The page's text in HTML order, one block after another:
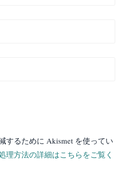
するために Akismet を使ってい
理方法の詳細はこちらをご覧く